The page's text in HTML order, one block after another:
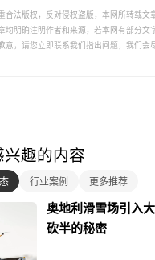
全可靠
产品和服务，为行业创造更加美
合法版权，反对侵权盗版，本网所转载文
均明确注明作者和来源，若本网有部分文
意，请您立即联系我们指出问题，我们会
兴趣的内容
行业案例 更多推荐
奥地利滑雪场引入
砍半的秘密